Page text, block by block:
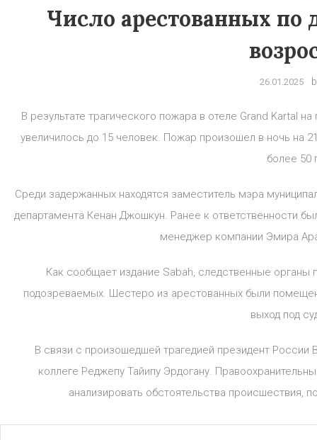
Число арестованных по
26.01.2025
В результате трагического пожара в отеле Grand Kartal
увеличилось до 15 человек. Пожар произошел в ночь на
более 50
Среди задержанных находятся заместитель мэра
департамента Кенан Джошкун. Ранее к ответственности
менеджер компании Эмира
Как сообщает издание Sabah, следственные
подозреваемых. Шестеро из арестованных были
выход под
В связи с произошедшей трагедией президент
коллеге Реджепу Тайипу Эрдогану.
анализировать обстоятельства происшествия,